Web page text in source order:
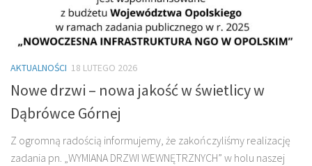
AKTUALNOŚCI 18 LUTEGO 2026
Nowe drzwi – nowa jakość w świetlicy w
Dąbrówce Górnej
Z ogromną radością informujemy, że zakończyliśmy realizację
zadania pn. „WYMIANA DRZWI WEWNĘTRZNYCH” w holu naszej